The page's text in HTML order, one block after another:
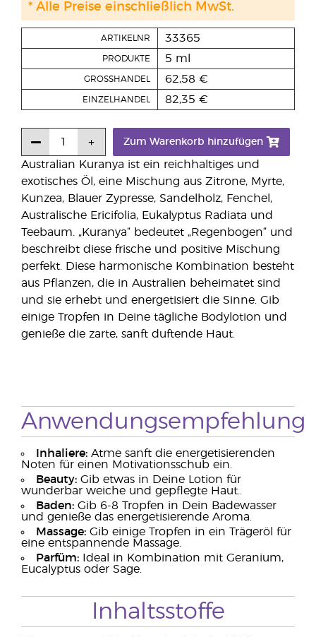
Australian Kuranya ist ein reichhaltiges und
exotisches Öl, eine Mischung aus Zitrone, Myrte,
Kunzea, Blauer Zypresse, Sandelholz, Fenchel,
Australische Ericifolia, Eukalyptus Radiata und
Teebaum. „Kuranya“ bedeutet „Regenbogen“ und
beschreibt diese frische und positive Mischung
perfekt. Diese harmonische Kombination besteht
aus Pflanzen, die in Australien beheimatet sind
und sie erhebt und energetisiert die Sinne. Gib
einige Tropfen in Deine tägliche Bodylotion und
genieße die zarte, sanft duftende Haut.
ARTIKELNR 33365
PRODUKTE 5 ml
GROSSHANDEL 62,58 €
EINZELHANDEL 82,35 €
Zum Warenkorb hinzufügen
* Alle Preise einschließlich MwSt.
Anwendungsempfehlung
Inhaliere: Atme sanft die energetisierenden
Noten für einen Motivationsschub ein.
Beauty: Gib etwas in Deine Lotion für
wunderbar weiche und gepflegte Haut..
Baden: Gib 6-8 Tropfen in Dein Badewasser
und genieße das energetisierende Aroma.
Massage: Gib einige Tropfen in ein Trägeröl für
eine entspannende Massage.
Parfüm: Ideal in Kombination mit Geranium,
Eucalyptus oder Sage.
Inhaltsstoffe